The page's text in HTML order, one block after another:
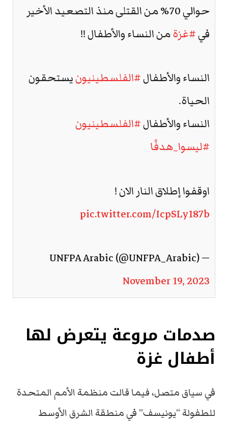
حوالي 70% من القتلى منذ التصعيد الأخير
في#غزةمن النساء والأطفال !!
النساء والأطفال#الفلسطينيونيستحقون
الحياة.
النساء والأطفال#الفلسطينيون
#ليسوا_هدفًا
اوقفوا إطلاق النار الان !
pic.twitter.com/IcpSLy187b
— UNFPA Arabic (@UNFPA_Arabic)
November 19, 2023
صدمات مروعة يتعرض لها
أطفال غزة
في سياق متصل، فيما قالت منظمة الأمم المتحدة
للطفولة “يونيسف” في منطقة الشرق الأوسط